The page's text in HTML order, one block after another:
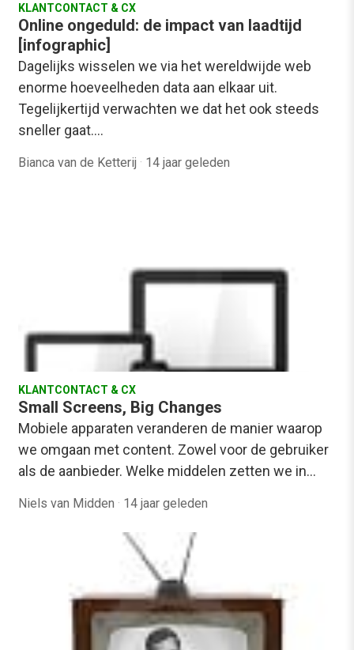
KLANTCONTACT & CX
Online ongeduld: de impact van laadtijd
[infographic]
Dagelijks wisselen we via het wereldwijde web
enorme hoeveelheden data aan elkaar uit.
Tegelijkertijd verwachten we dat het ook steeds
sneller gaat.…
Bianca van de Ketterij · 14 jaar geleden
KLANTCONTACT & CX
Small Screens, Big Changes
Mobiele apparaten veranderen de manier waarop
we omgaan met content. Zowel voor de gebruiker
als de aanbieder. Welke middelen zetten we in…
Niels van Midden · 14 jaar geleden